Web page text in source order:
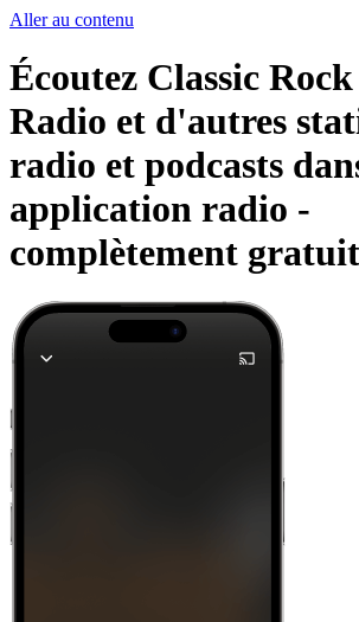
Aller au contenu
Écoutez Classic
Radio et d'autres
radio et podcasts
application radio -
complètement